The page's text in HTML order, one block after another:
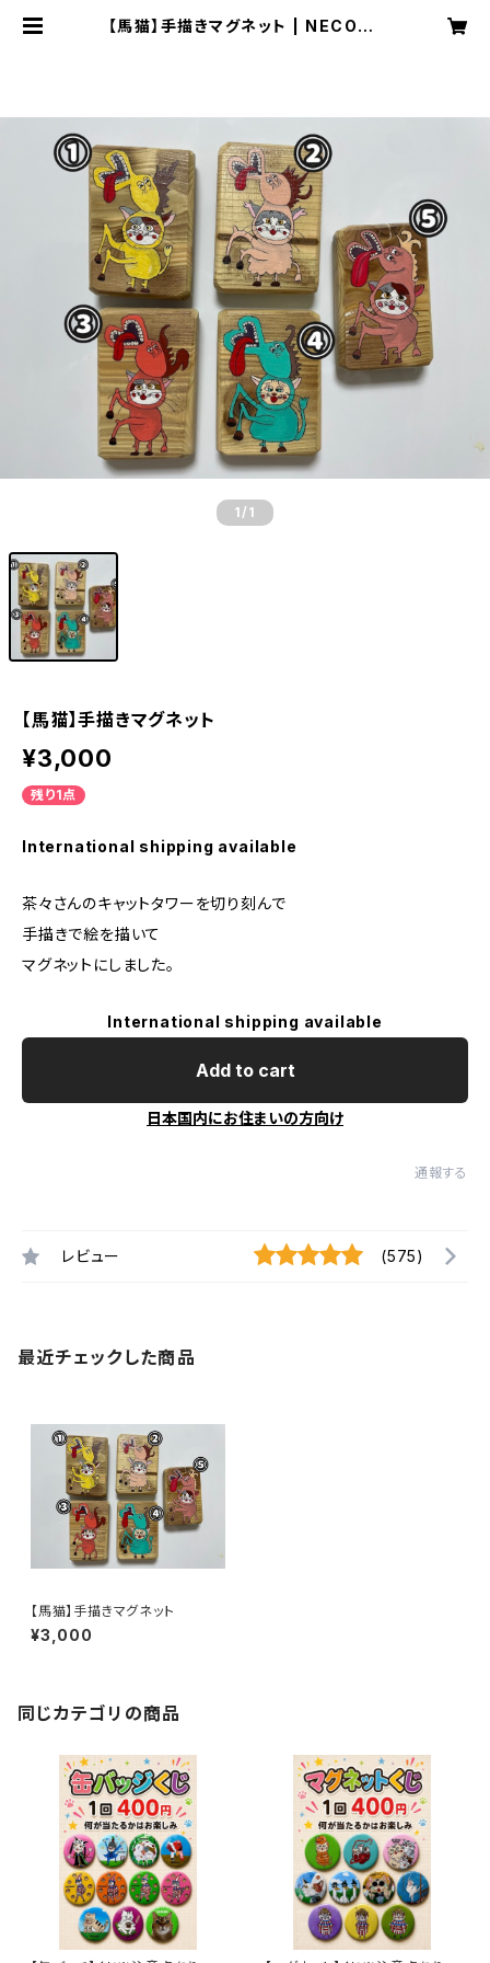
【馬猫】手描きマグネット | NECOZE
1 /1
【馬猫】手描きマグネット
¥3,000
残り1点
International shipping available
茶々さんのキャットタワーを切り刻んで
手描きで絵を描いて
マグネットにしました。
International shipping available
Add to cart
日本国内にお住まいの方向け
通報する
レビュー (575)
最近チェックした商品
【馬猫】手描きマグネット
¥3,000
同じカテゴリの商品